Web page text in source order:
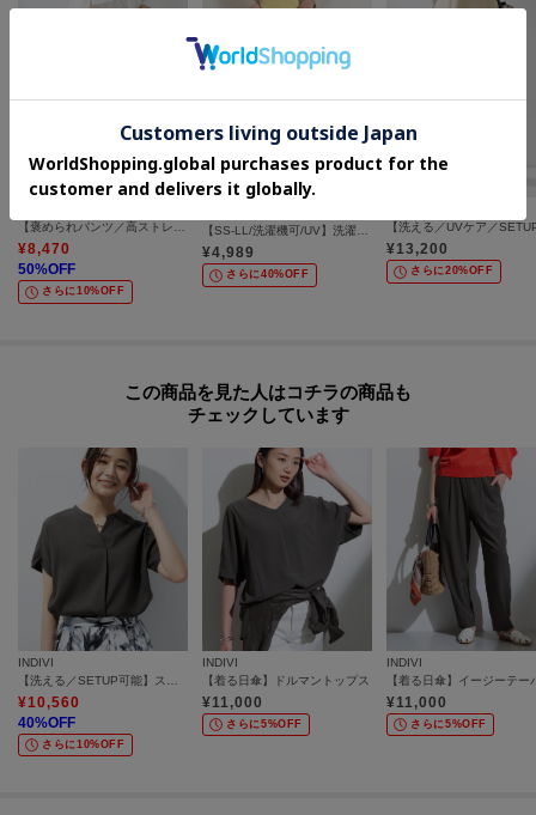
【褒められパンツ／高ストレッチ】タックテーパードパンツ
¥8,470
50%OFF
さらに10%OFF
【SS-LL/洗濯機可/UV】洗濯後しわになりにくい 2タックテーパードパンツ
¥4,989
さらに40%OFF
¥13,200
さらに20%OFF
この商品を見た人はコチラの商品も
チェックしています
INDIVI
¥10,560
40%OFF
さらに10%OFF
INDIVI
【着る日傘】ドルマントップス
¥11,000
さらに5%OFF
INDIVI
¥11,000
さらに5%OFF